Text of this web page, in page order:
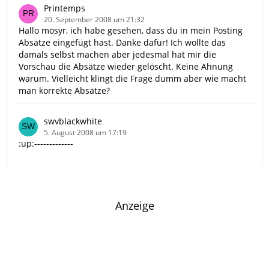
Printemps
20. September 2008 um 21:32
Hallo mosyr, ich habe gesehen, dass du in mein Posting
Absätze eingefügt hast. Danke dafür! Ich wollte das
damals selbst machen aber jedesmal hat mir die
Vorschau die Absätze wieder gelöscht. Keine Ahnung
warum. Vielleicht klingt die Frage dumm aber wie macht
man korrekte Absätze?
swvblackwhite
5. August 2008 um 17:19
:up:-------------
Anzeige